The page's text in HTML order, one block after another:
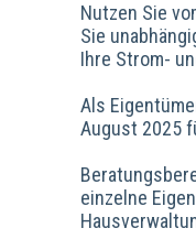
Nutzen Sie
Sie
Ihre Strom-
Als
August 2025
einzelne